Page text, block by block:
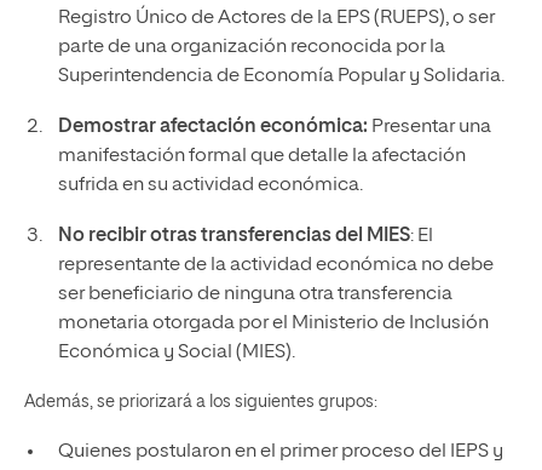
Registro Único de Actores de la EPS (RUEPS), o ser
parte de una organización reconocida por la
Superintendencia de Economía Popular y Solidaria.​
Demostrar afectación económica: Presentar una
manifestación formal que detalle la afectación
sufrida en su actividad económica.​
No recibir otras transferencias del MIES: El
representante de la actividad económica no debe
ser beneficiario de ninguna otra transferencia
monetaria otorgada por el Ministerio de Inclusión
Económica y Social (MIES).​
Además, se priorizará a los siguientes grupos:​
Quienes postularon en el primer proceso del IEPS y